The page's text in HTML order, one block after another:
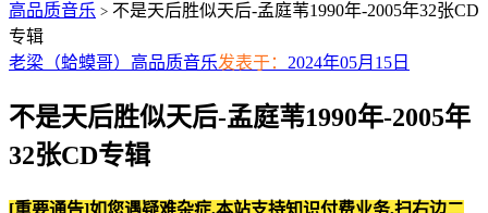
高品质音乐 > 不是天后胜似天后-孟庭苇1990年-2005年32张CD
专辑
老梁（蛤蟆哥） 高品质音乐发表于： 2024年05月15日
不是天后胜似天后-孟庭苇1990年-2005年
32张CD专辑